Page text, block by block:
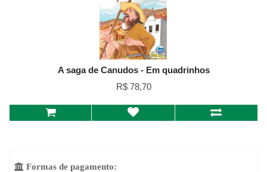
A saga de Canudos - Em quadrinhos
R$ 78,70
 Formas de pagamento: